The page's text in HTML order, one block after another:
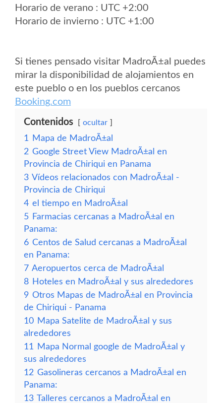
Horario de verano : UTC +2:00
Horario de invierno : UTC +1:00
Si tienes pensado visitar MadroÃ±al puedes
mirar la disponibilidad de alojamientos en
este pueblo o en los pueblos cercanos
Booking.com
Contenidos ocultar
1
Mapa de MadroÃ±al
2 Google Street View MadroÃ±al en
Provincia de Chiriqui en Panama
3 Vídeos relacionados con MadroÃ±al -
Provincia de Chiriqui
4 el tiempo en MadroÃ±al
5 Farmacias cercanas a MadroÃ±al en
Panama:
6 Centos de Salud cercanas a MadroÃ±al
en Panama:
7 Aeropuertos cerca de MadroÃ±al
8 Hoteles en MadroÃ±al y sus alrededores
9 Otros Mapas de MadroÃ±al en Provincia
de Chiriqui - Panama
10 Mapa Satelite de MadroÃ±al y sus
alrededores
11
Mapa Normal google de MadroÃ±al y
sus alrededores
12 Gasolineras cercanos a MadroÃ±al en
Panama:
13 Talleres cercanos a MadroÃ±al en